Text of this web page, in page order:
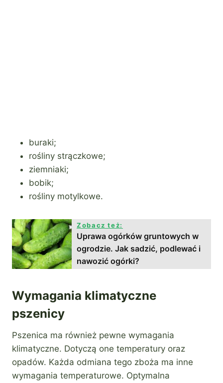
buraki;
rośliny strączkowe;
ziemniaki;
bobik;
rośliny motylkowe.
Zobacz też:
Uprawa ogórków gruntowych w
ogrodzie. Jak sadzić, podlewać i
nawozić ogórki?
Wymagania klimatyczne
pszenicy
Pszenica ma również pewne wymagania
klimatyczne. Dotyczą one temperatury oraz
opadów. Każda odmiana tego zboża ma inne
wymagania temperaturowe. Optymalna